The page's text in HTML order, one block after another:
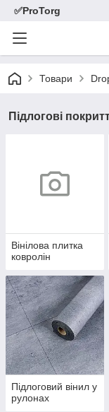
✅ProTorg
Товари
Підлогові
Вінілова плитка
ковролін
Підлоговий вінил у
рулонах